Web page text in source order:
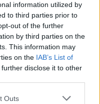
information utilized by
to third parties prior to
out of the further
by third parties on the
This information may
on the IAB’s List of
disclose it to other
one or more Google
Outs